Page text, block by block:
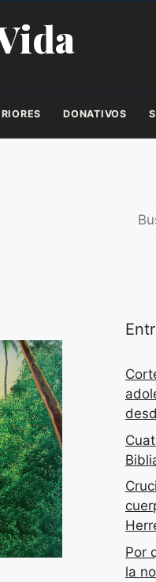
DONATIVOS
Por
la